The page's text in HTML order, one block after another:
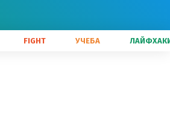
FIGHT УЧЕБА